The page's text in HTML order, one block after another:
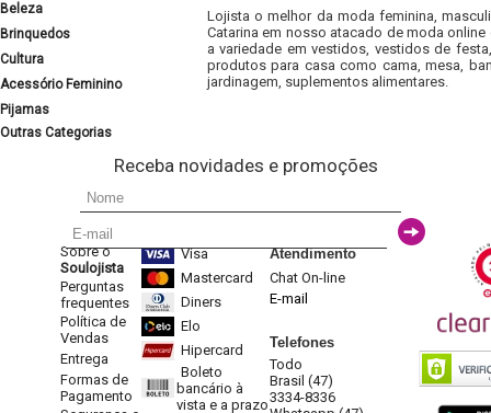
Beleza
Brinquedos
Cultura
Acessório Feminino
Pijamas
Outras Categorias
Lojista o melhor da moda feminina,
Catarina em nosso atacado de moda
a variedade em vestidos, vestidos de
produtos para casa como cama, mesa,
jardinagem, suplementos alimentares.
Receba novidades e promoções
Sobre o
Soulojista
Perguntas
frequentes
Política de
Vendas
Entrega
Formas de
Pagamento
Visa
Mastercard
Diners
Elo
Hipercard
Boleto
bancário à
vista e a prazo
Atendimento
Chat On-line
E-mail
Telefones
Todo
Brasil (47)
3334-8336